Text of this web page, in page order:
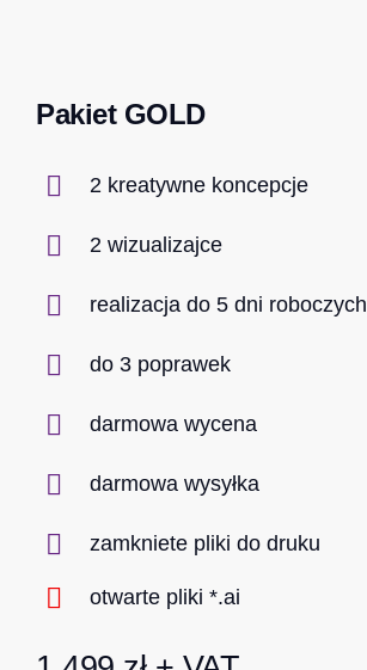
Pakiet GOLD
2 kreatywne koncepcje
2 wizualizajce
realizacja do 5 dni roboczych
do 3 poprawek
darmowa wycena
darmowa wysyłka
zamkniete pliki do druku
otwarte pliki *.ai